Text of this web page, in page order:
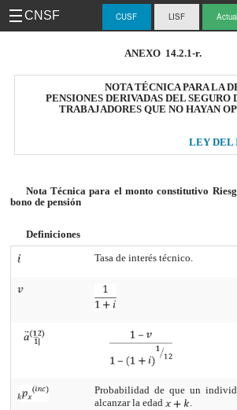
CNSF
CUS
CUSF LISF
ANEXO 14.2.1-r.
NOTA TÉCNICA PARA LA
PENSIONES DERIVADAS DEL
TRABAJADORES QUE NO HAYAN
LEY DEL
Nota Técnica para el monto constitutivo
bono de pensión
Definiciones
Tasa de interés técnico.
Probabilidad de que un
alcanzar la edad
.